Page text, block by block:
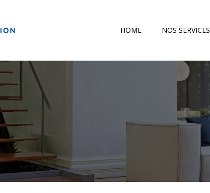
HOME NOS SERVICES